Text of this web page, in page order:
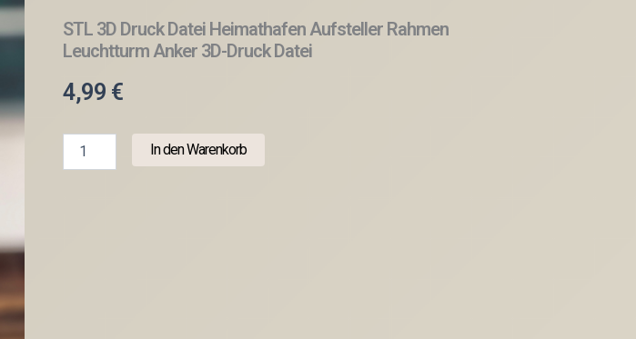
STL 3D Druck Datei Heimathafen Aufsteller Rahmen
Leuchtturm Anker 3D-Druck Datei
4,99 €
In den Warenkorb